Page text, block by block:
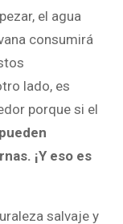
el agua
consumirá
lado, es
porque si el
¡Y eso es
salvaje y